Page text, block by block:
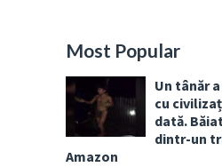
Most Popular
Un tânăr
cu
dată.
dintr-un
Amazon